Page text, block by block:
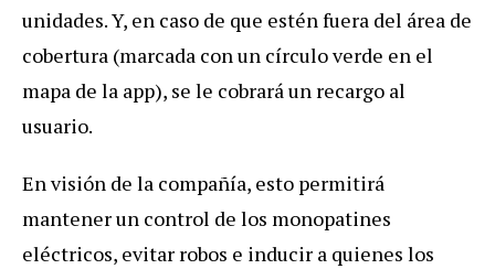
unidades.Y, en caso de que esténfuera del área de
cobertura (marcada conun círculoverde en el
mapa de la app), se le cobraráun recargo al
usuario.
Envisión de la compañía, esto permitirá
mantenerun control de los monopatines
eléctricos, evitar robos e inducir a quienes los